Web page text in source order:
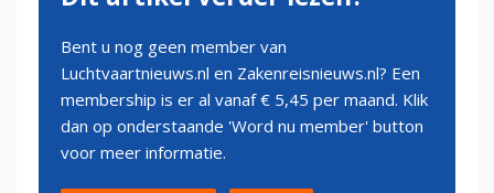
Bent u nog geen member van
Luchtvaartnieuws.nl en Zakenreisnieuws.nl? Een
membership is er al vanaf € 5,45 per maand. Klik
dan op onderstaande 'Word nu member' button
voor meer informatie.